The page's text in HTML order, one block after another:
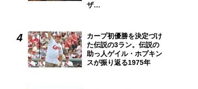
ザ…
カープ初優勝を決定づけ
た伝説の3ラン。伝説の
助っ人ゲイル・ホプキン
スが振り返る1975年